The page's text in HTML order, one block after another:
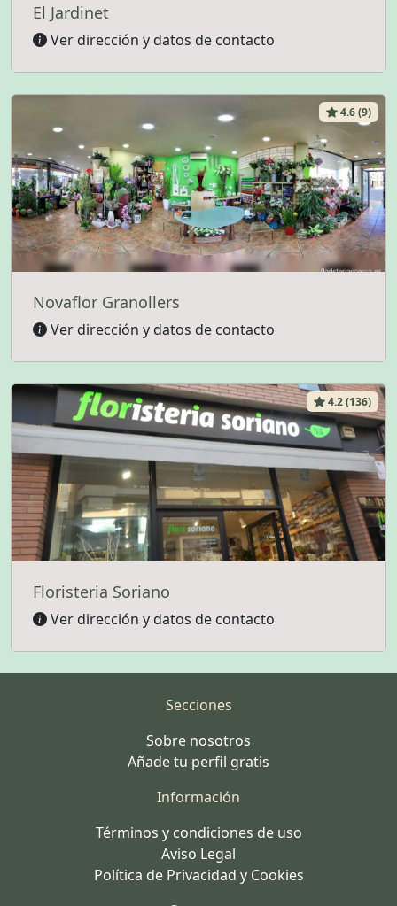
El Jardinet
Ver dirección y datos de contacto
4.6 (9)
Novaflor Granollers
Ver dirección y datos de contacto
4.2 (136)
Floristeria Soriano
Ver dirección y datos de contacto
Secciones
Sobre nosotros
Añade tu perfil gratis
Información
Términos y condiciones de uso
Aviso Legal
Política de Privacidad y Cookies